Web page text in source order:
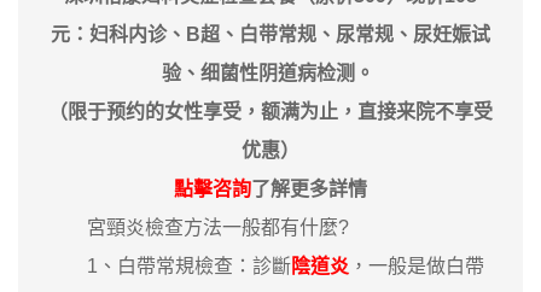
元：妇科内诊、B超、白带常规、尿常规、尿妊娠试
验、细菌性阴道病检测。
（限于预约的女性享受，额满为止，直接来院不享受
优惠）
點擊咨詢了解更多詳情
宮頸炎檢查方法一般都有什麼?
1、白帶常規檢查：診斷陰道炎 ，一般是做白帶